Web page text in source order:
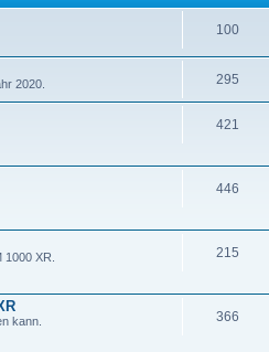
100
2020. 295
421
446
XR. 215
kann. 366